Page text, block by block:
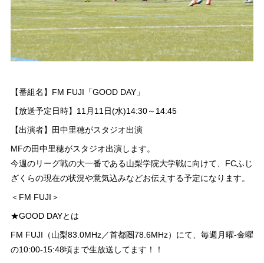
【番組名】FM FUJI「GOOD DAY」
【放送予定日時】11月11日(水)14:30～14:45
【出演者】田中里穂がスタジオ出演
MFの田中里穂がスタジオ出演します。
今週のリーグ戦の大一番である山梨学院大学戦に向けて、FCふじ
ざくらの現在の状況や意気込みなどお伝えする予定になります。
＜FM FUJI＞
★GOOD DAYとは
FM FUJI（山梨83.0MHz／首都圏78.6MHz）にて、毎週月曜-金曜
の10:00-15:48頃まで生放送してます！！